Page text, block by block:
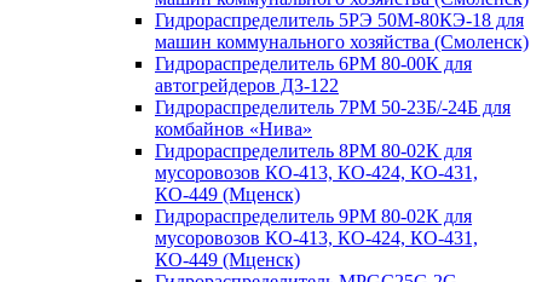
Гидрораспределитель 5РЭ 50М-80КЭ-18 для
машин коммунального хозяйства (Смоленск)
Гидрораспределитель 6РМ 80-00К для
автогрейдеров ДЗ-122
Гидрораспределитель 7РМ 50-23Б/-24Б для
комбайнов «Нива»
Гидрораспределитель 8РМ 80-02К для
мусоровозов КО-413, КО-424, КО-431,
КО-449 (Мценск)
Гидрораспределитель 9РМ 80-02К для
мусоровозов КО-413, КО-424, КО-431,
КО-449 (Мценск)